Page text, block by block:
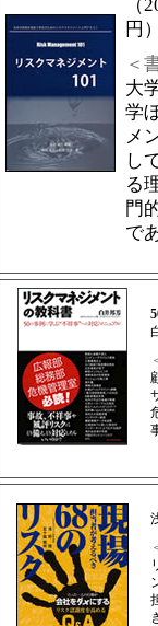
（
円
＜
大
学
メ
し
る
門
で